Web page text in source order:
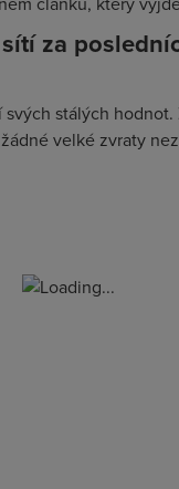
za
stálých hodnot.
velké zvraty